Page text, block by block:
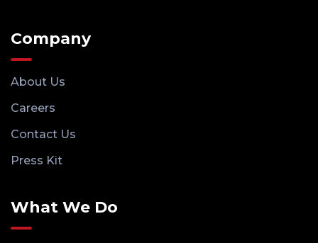
Company
About Us
Careers
Contact Us
Press Kit
What We Do